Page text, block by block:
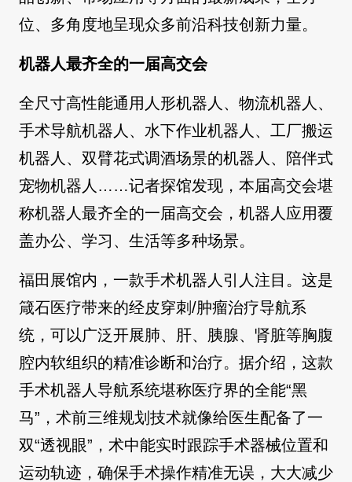
位、多角度地呈现众多前沿科技创新力量。
机器人最齐全的一届高交会
全尺寸高性能通用人形机器人、物流机器人、
手术导航机器人、水下作业机器人、工厂搬运
机器人、双臂花式调酒场景的机器人、陪伴式
宠物机器人……记者探馆发现，本届高交会堪
称机器人最齐全的一届高交会，机器人应用覆
盖办公、学习、生活等多种场景。
福田展馆内，一款手术机器人引人注目。这是
箴石医疗带来的经皮穿刺/肿瘤治疗导航系
统，可以广泛开展肺、肝、胰腺、肾脏等胸腹
腔内软组织的精准诊断和治疗。据介绍，这款
手术机器人导航系统堪称医疗界的全能“黑
马”，术前三维规划技术就像给医生配备了一
双“透视眼”，术中能实时跟踪手术器械位置和
运动轨迹，确保手术操作精准无误，大大减少